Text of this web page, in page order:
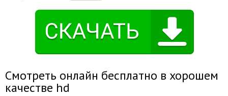
Смотреть онлайн бесплатно в хорошем
качестве hd